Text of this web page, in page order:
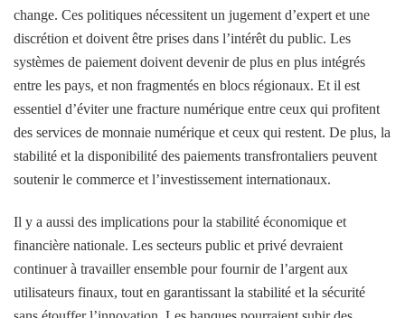
change. Ces politiques nécessitent un jugement d’expert et une
discrétion et doivent être prises dans l’intérêt du public. Les
systèmes de paiement doivent devenir de plus en plus intégrés
entre les pays, et non fragmentés en blocs régionaux. Et il est
essentiel d’éviter une fracture numérique entre ceux qui profitent
des services de monnaie numérique et ceux qui restent. De plus, la
stabilité et la disponibilité des paiements transfrontaliers peuvent
soutenir le commerce et l’investissement internationaux.
Il y a aussi des implications pour la stabilité économique et
financière nationale. Les secteurs public et privé devraient
continuer à travailler ensemble pour fournir de l’argent aux
utilisateurs finaux, tout en garantissant la stabilité et la sécurité